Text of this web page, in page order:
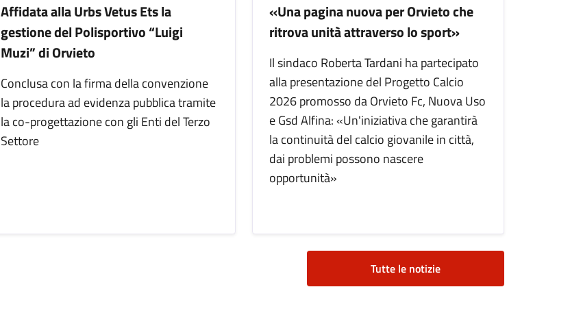
Affidata alla Urbs Vetus Ets la
gestione del Polisportivo “Luigi
Muzi” di Orvieto
Conclusa con la firma della convenzione
la procedura ad evidenza pubblica tramite
la co-progettazione con gli Enti del Terzo
Settore
«Una pagina nuova per Orvieto che
ritrova unità attraverso lo sport»
Il sindaco Roberta Tardani ha partecipato
alla presentazione del Progetto Calcio
2026 promosso da Orvieto Fc, Nuova Uso
e Gsd Alfina: «Un'iniziativa che garantirà
la continuità del calcio giovanile in città,
dai problemi possono nascere
opportunità»
Tutte le notizie